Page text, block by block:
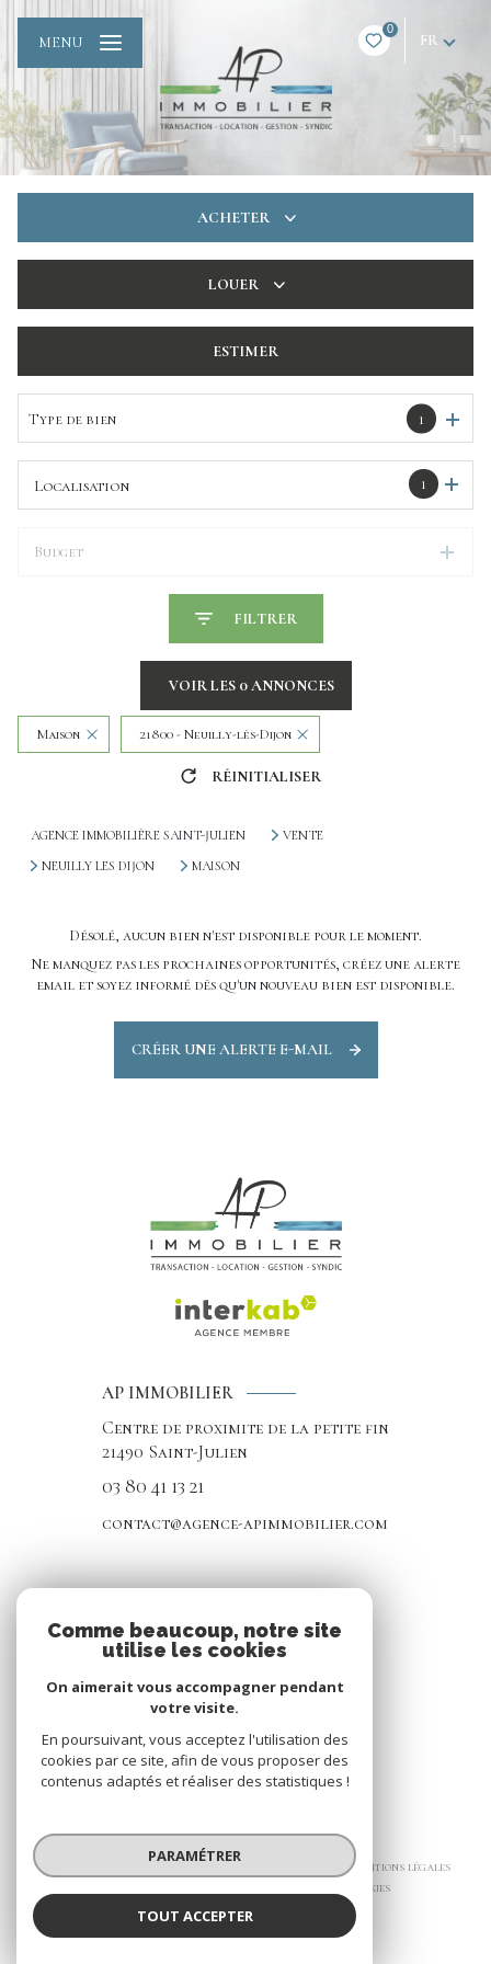
0
FR
MENU
ACHETER
LOUER
ESTIMER
Type de bien 1
1
Localisation
Budget
FILTRER
VOIR LES 0ANNONCES
Maison 21800 - Neuilly-lès-Dijon
RÉINITIALISER
AGENCE IMMOBILIÈRE SAINT-JULIEN
VENTE
NEUILLY LES DIJON
MAISON
Désolé, aucun bien n'est disponible pour le moment.
Ne manquez pas les prochaines opportunités, créez une alerte
email et soyez informé dès qu'un nouveau bien est disponible.
CRÉER UNE ALERTE E-MAIL
AP IMMOBILIER
Centre de proximite de la petite fin
21490 Saint-Julien
03 80 41 13 21
contact@agence-apimmobilier.com
Nous suivre
© 2026 | Tous droits réservés
Nos honoraires
Nos partenaires
Mentions légales
Cookies
Comme beaucoup, notre site
utilise les cookies
On aimerait vous accompagner pendant
votre visite.
En poursuivant, vous acceptez l'utilisation des
cookies par ce site, afin de vous proposer des
contenus adaptés et réaliser des statistiques !
PARAMÉTRER
TOUT ACCEPTER